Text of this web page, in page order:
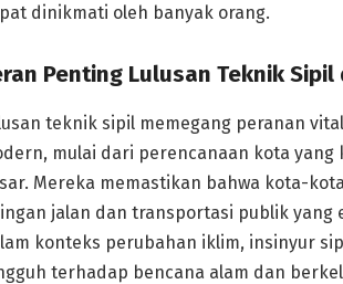
dinikmati oleh banyak orang.
Penting Lulusan Teknik
teknik sipil memegang peranan
mulai dari perencanaan kota
Mereka memastikan bahwa kota-
jalan dan transportasi publik yang
konteks perubahan iklim, insinyur
terhadap bencana alam dan